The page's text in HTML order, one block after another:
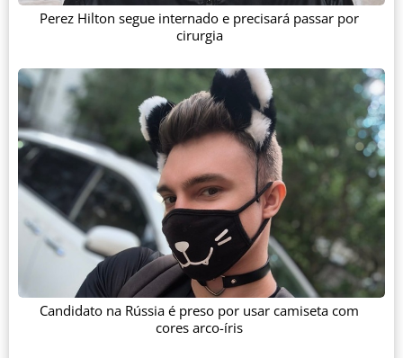
Perez Hilton segue internado e precisará passar por
cirurgia
Candidato na Rússia é preso por usar camiseta com
cores arco-íris